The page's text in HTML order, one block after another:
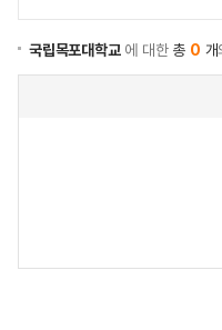
국립목포대학교에 대한총 0 개